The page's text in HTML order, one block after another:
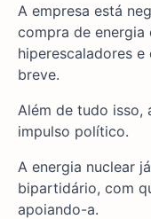
A empresa está
compra de
hiperescaladores
breve.
Além de tudo isso,
impulso político.
A energia nuclear
bipartidário, com
apoiando-a.